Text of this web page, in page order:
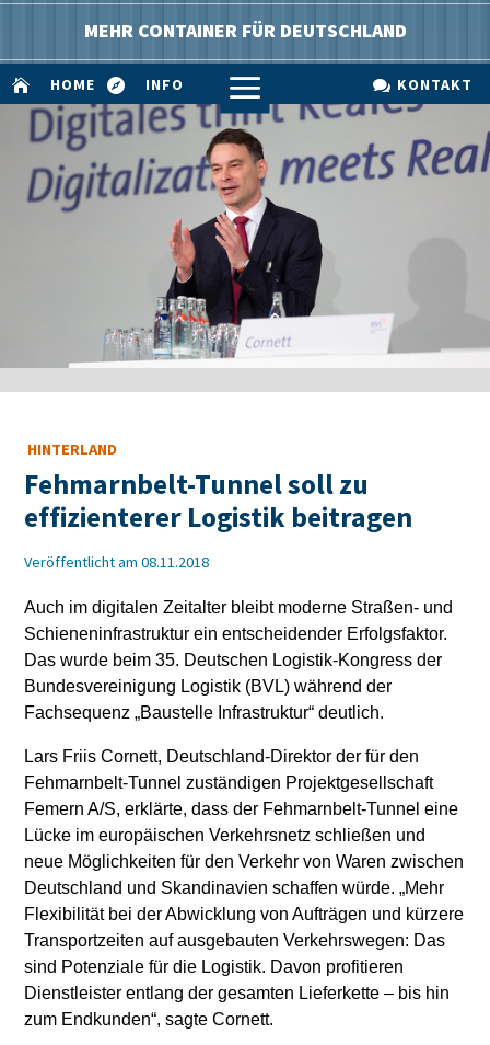
MEHR CONTAINER FÜR DEUTSCHLAND
 HOME  INFO a  KONTAKT
HINTERLAND
Fehmarnbelt-Tunnel soll zu
effizienterer Logistik beitragen
Veröffentlicht am 08.11.2018
Auch im digitalen Zeitalter bleibt moderne Straßen- und
Schieneninfrastruktur ein entscheidender Erfolgsfaktor.
Das wurde beim 35. Deutschen Logistik-Kongress der
Bundesvereinigung Logistik (BVL) während der
Fachsequenz „Baustelle Infrastruktur“ deutlich.
Lars Friis Cornett, Deutschland-Direktor der für den
Fehmarnbelt-Tunnel zuständigen Projektgesellschaft
Femern A/S, erklärte, dass der Fehmarnbelt-Tunnel eine
Lücke im europäischen Verkehrsnetz schließen und
neue Möglichkeiten für den Verkehr von Waren zwischen
Deutschland und Skandinavien schaffen würde. „Mehr
Flexibilität bei der Abwicklung von Aufträgen und kürzere
Transportzeiten auf ausgebauten Verkehrswegen: Das
sind Potenziale für die Logistik. Davon profitieren
Dienstleister entlang der gesamten Lieferkette – bis hin
zum Endkunden“, sagte Cornett.